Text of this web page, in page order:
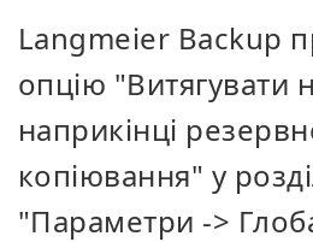
Langmeier Backup
опцію "Витягувати
наприкінці
копіювання" у
"Параметри ->